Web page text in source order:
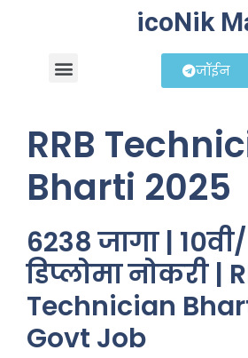
icoNik
जॉईन
RRB
Bharti 2025
6238 जागा |
डिप्लोमा नोकरी |
Technician
Govt Job